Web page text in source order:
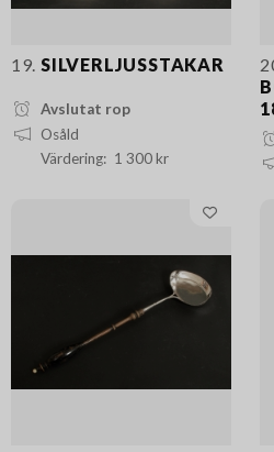
19. SILVERLJUSSTAKAR
Avslutat rop
Osåld
1 300 kr